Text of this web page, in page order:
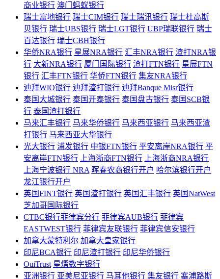
商业银行 澳门蚂蚁银行
瑞士富地银行 瑞士CIM银行 瑞士瑞讯银行 瑞士杜高斯
贝银行 瑞士UBS银行 瑞士LGT银行 UBP瑞联银行 瑞士
百达银行 瑞士CBH银行
华侨NRA银行 星展NRA银行 汇丰NRA银行 渣打NRA银
行 大新NRA银行 厦门国际银行 渣打FTN银行 星展FTN
银行 汇丰FTN银行 华侨FTN银行 集友NRA银行
迪拜WIO银行 迪拜渣打银行 迪拜Banque Misr银行
泰国大城银行 泰国开泰银行 泰国盘古银行 泰国SCB银
行 泰国渣打银行
马来汇丰银行 马来华侨银行 马来西亚银行 马来西亚渣
打银行 马来西亚大华银行
光大银行 浦发银行 中银FTN银行 平安离岸NRA银行 平
安离岸FTN银行
上海浙商FTN银行
上海浙商NRA银行
上海宁波银行 NRA 晖春农商银行开户 哈尔滨银行开户
龙江银行开户
英国FINT银行 英国渣打银行 英国汇丰银行 英国NatWest
芝加哥国际银行
CTBC银行菲律宾分行 菲律宾AUB银行 菲律宾
EASTWEST银行 菲律宾友联银行 菲律宾信安银行
加拿大蒙特利尔 加拿大皇家银行
印尼BCA银行 印尼渣打银行 印尼华侨银行
OuiTrust 星熠数字银行
亚洲银行 亚美尼亚银行 马耳他银行 集友银行 塞浦路斯